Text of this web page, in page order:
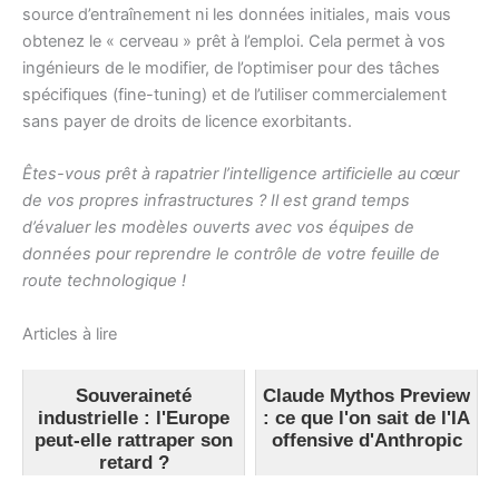
source d’entraînement ni les données initiales, mais vous
obtenez le « cerveau » prêt à l’emploi. Cela permet à vos
ingénieurs de le modifier, de l’optimiser pour des tâches
spécifiques (fine-tuning) et de l’utiliser commercialement
sans payer de droits de licence exorbitants.
Êtes-vous prêt à rapatrier l’intelligence artificielle au cœur
de vos propres infrastructures ? Il est grand temps
d’évaluer les modèles ouverts avec vos équipes de
données pour reprendre le contrôle de votre feuille de
route technologique !
Articles à lire
Souveraineté
industrielle : l'Europe
peut-elle rattraper son
retard ?
Claude Mythos Preview
: ce que l'on sait de l'IA
offensive d'Anthropic